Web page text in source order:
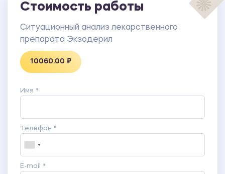
Стоимость работы
Ситуационный анализ лекарственного
препарата Экзодерил
10060.00 ₽
Имя *
Телефон *
E-mail *